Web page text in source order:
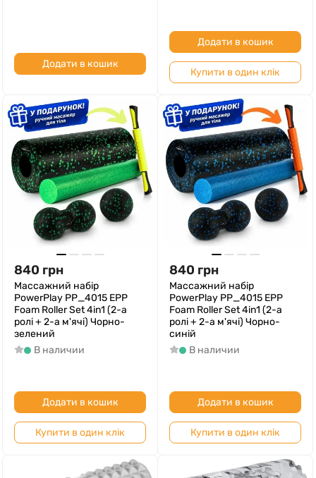
Додати в кошик
Додати в кошик
Купити в один клік
840 грн
Массажний набір
PowerPlay PP_4015 EPP
Foam Roller Set 4in1 (2-а
ролі + 2-а м'ячі) Чорно-
зелений
В наличии
Додати в кошик
Купити в один клік
840 грн
Массажний набір
PowerPlay PP_4015 EPP
Foam Roller Set 4in1 (2-а
ролі + 2-а м'ячі) Чорно-
синій
В наличии
Додати в кошик
Купити в один клік